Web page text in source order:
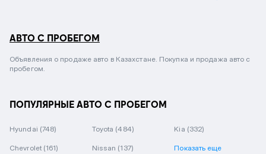
АВТО С ПРОБЕГОМ
Объявления о продаже авто в Казахстане. Покупка и продажа авто с
пробегом.
ПОПУЛЯРНЫЕ АВТО С ПРОБЕГОМ
Hyundai (748) Toyota (484) Kia (332)
Chevrolet (161) Nissan (137) Показать еще